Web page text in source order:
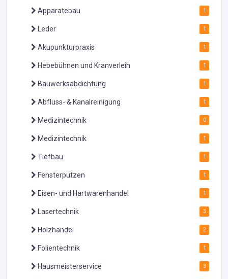
Apparatebau 1
Leder 1
Akupunkturpraxis 1
Hebebühnen und Kranverleih 1
Bauwerksabdichtung 1
Abfluss- & Kanalreinigung 1
Medizintechnik 0
Medizintechnik 1
Tiefbau 1
Fensterputzen 1
Eisen- und Hartwarenhandel 1
Lasertechnik 3
Holzhandel 2
Folientechnik 1
Hausmeisterservice 3